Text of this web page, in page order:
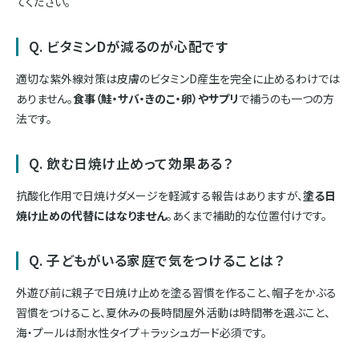
Q. ビタミンDが減るのが心配です
適切な紫外線対策は皮膚のビタミンD産生を完全に止めるわけでは
ありません。食事（鮭・サバ・きのこ・卵）やサプリで補うのも一つの方
法です。
Q. 飲む日焼け止めって効果ある？
抗酸化作用で日焼けダメージを軽減する報告はありますが、塗る日
焼け止めの代替にはなりません。あくまで補助的な位置付けです。
Q. 子どもがいる家庭で気をつけることは？
外遊び前に親子で日焼け止めを塗る習慣を作ること、帽子をかぶる
習慣をつけること、夏休みの長時間屋外活動は時間帯を選ぶこと、
海・プールは耐水性タイプ＋ラッシュガード必須です。